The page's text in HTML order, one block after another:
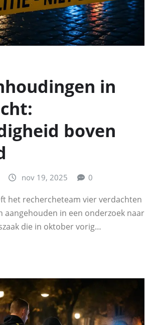
in
boven
nov 19, 2025 0
het rechercheteam vier verdachten
aangehouden in een onderzoek naar
die in oktober vorig…